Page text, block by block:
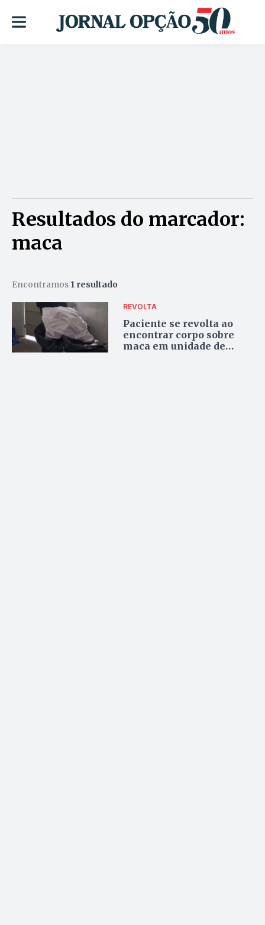
Resultados do marcador:
maca
Encontramos 1 resultado
REVOLTA
Paciente se revolta ao
encontrar corpo sobre
maca em unidade de